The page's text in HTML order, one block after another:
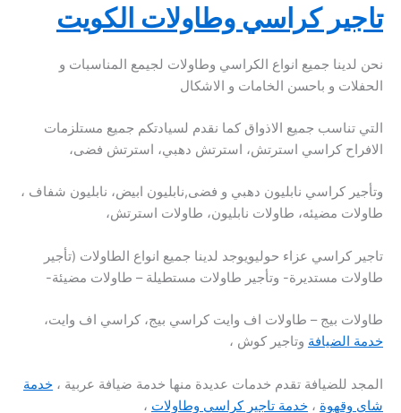
تاجير كراسي وطاولات الكويت
نحن لدينا جميع انواع الكراسي وطاولات لجيمع المناسبات و
الحفلات و باحسن الخامات و الاشكال
التي تناسب جميع الاذواق كما نقدم لسيادتكم جميع مستلزمات
الافراح كراسي استرتش، استرتش دهبي، استرتش فضى،
وتأجير كراسي نابليون دهبي و فضى,نابليون ابيض، نابليون شفاف ،
طاولات مضيئه، طاولات نابليون، طاولات استرتش،
تاجير كراسي عزاء حوليويوجد لدينا جميع انواع الطاولات (تأجير
طاولات مستديرة- وتأجير طاولات مستطيلة – طاولات مضيئة-
طاولات بيج – طاولات اف وايت كراسي بيج، كراسي اف وايت،
خدمة الضيافة وتاجير كوش ،
المجد للضيافة تقدم خدمات عديدة منها خدمة ضيافة عربية ، خدمة
شاي وقهوة ، خدمة تاجير كراسي وطاولات ،